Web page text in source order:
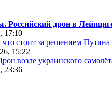
Российский дрон в
17:10
стоит за решением Путина
15:22
возле украинского
23:36